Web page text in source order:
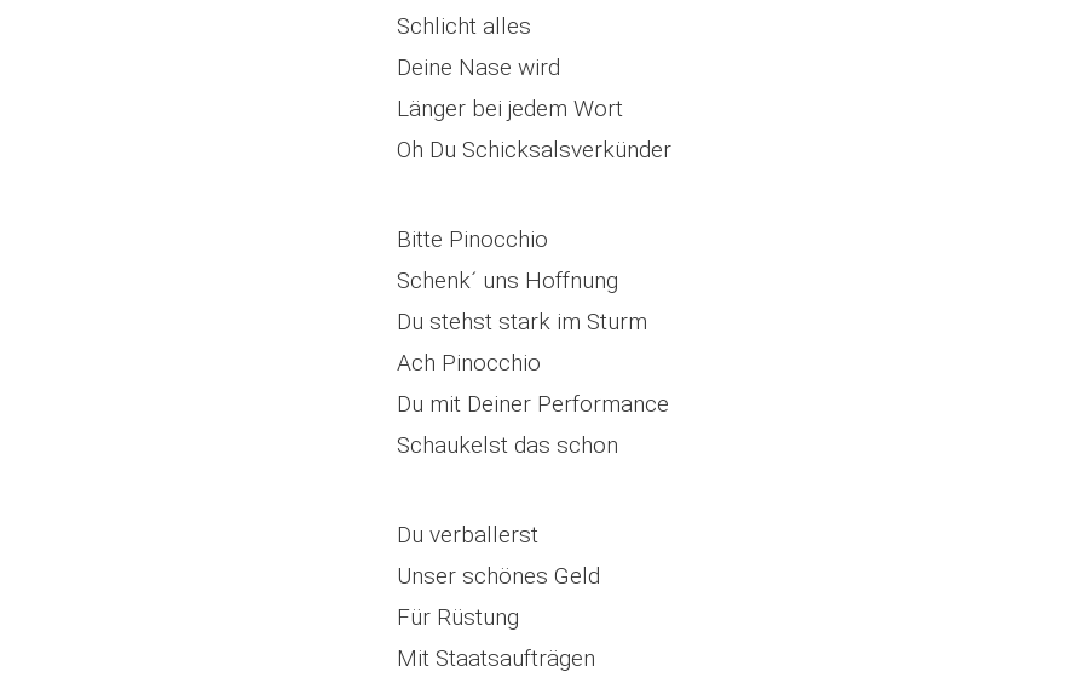
Schlicht alles
Deine Nase wird
Länger bei jedem Wort
Oh Du Schicksalsverkünder
Bitte Pinocchio
Schenk´ uns Hoffnung
Du stehst stark im Sturm
Ach Pinocchio
Du mit Deiner Performance
Schaukelst das schon
Du verballerst
Unser schönes Geld
Für Rüstung
Mit Staatsaufträgen